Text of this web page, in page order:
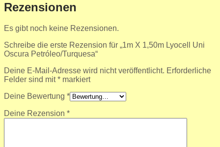
Rezensionen
Es gibt noch keine Rezensionen.
Schreibe die erste Rezension für „1m X 1,50m Lyocell Uni
Oscura Petróleo/Turquesa“
Deine E-Mail-Adresse wird nicht veröffentlicht. Erforderliche
Felder sind mit* markiert
Deine Bewertung *
Deine Rezension *